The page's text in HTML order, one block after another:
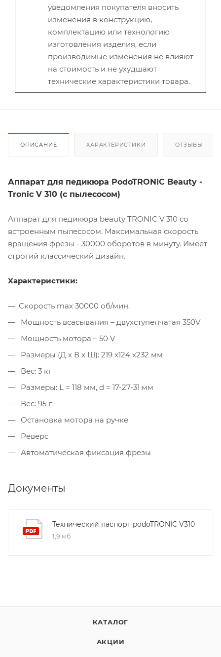
уведомления покупателя вносить
изменения в конструкцию,
комплектацию или технологию
изготовления изделия, если
производимые изменения не влияют
на стоимость и не ухудшают
технические характеристики товара.
ОПИСАНИЕ ХАРАКТЕРИСТИКИ ОТЗЫВЫ
Аппарат для педикюра PodoTRONIC Beauty -
Tronic V 310 (с пылесосом)
Аппарат для педикюра beauty TRONIC V 310 со
встроенным пылесосом. Максимальная скорость
вращения фрезы - 30000 оборотов в минуту. Имеет
строгий классический дизайн.
Характеристики:
Скорость max 30000 об/мин.
Мощность всасывания – двухступенчатая 350V
Мощность мотора – 50 V
Размеры (Д x В x Ш): 219 х124 х232 мм
Вес: 3 кг
Размеры: L = 118 мм, d = 17-27-31 мм
Вес: 95 г
Остановка мотора на ручке
Реверс
Автоматическая фиксация фрезы
Документы
Технический паспорт podoTRONIC V310
1,9 мб
КАТАЛОГ
АКЦИИ